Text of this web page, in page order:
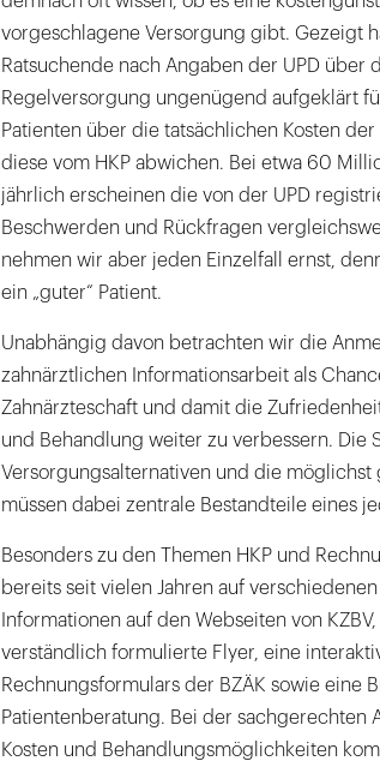
vorgeschlagene Versorgung gibt. Gezeigt
Ratsuchende nach Angaben der UPD über
Regelversorgung ungenügend aufgeklärt
Patienten über die tatsächlichen Kosten
diese vom HKP abwichen. Bei etwa 60
jährlich erscheinen die von der UPD
Beschwerden und Rückfragen
nehmen wir aber jeden Einzelfall ernst,
ein „guter“ Patient.
Unabhängig davon betrachten wir die
zahnärztlichen Informationsarbeit als
Zahnärzteschaft und damit die
und Behandlung weiter zu verbessern. Die
Versorgungsalternativen und die möglichst
müssen dabei zentrale Bestandteile eines
Besonders zu den Themen HKP und
bereits seit vielen Jahren auf
Informationen auf den Webseiten von
verständlich formulierte Flyer, eine
Rechnungsformulars der BZÄK sowie eine
Patientenberatung. Bei der sachgerechten
Kosten und Behandlungsmöglichkeiten